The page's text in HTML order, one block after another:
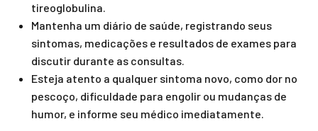
tireoglobulina.
Mantenha um diário de saúde, registrando seus
sintomas, medicações e resultados de exames para
discutir durante as consultas.
Esteja atento a qualquer sintoma novo, como dor no
pescoço, dificuldade para engolir ou mudanças de
humor, e informe seu médico imediatamente.